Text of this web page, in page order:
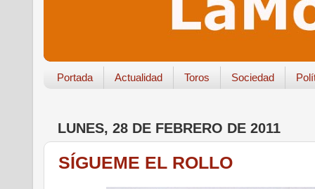
Portada Actualidad Toros Sociedad
LUNES, 28 DE FEBRERO DE 2011
SÍGUEME EL ROLLO